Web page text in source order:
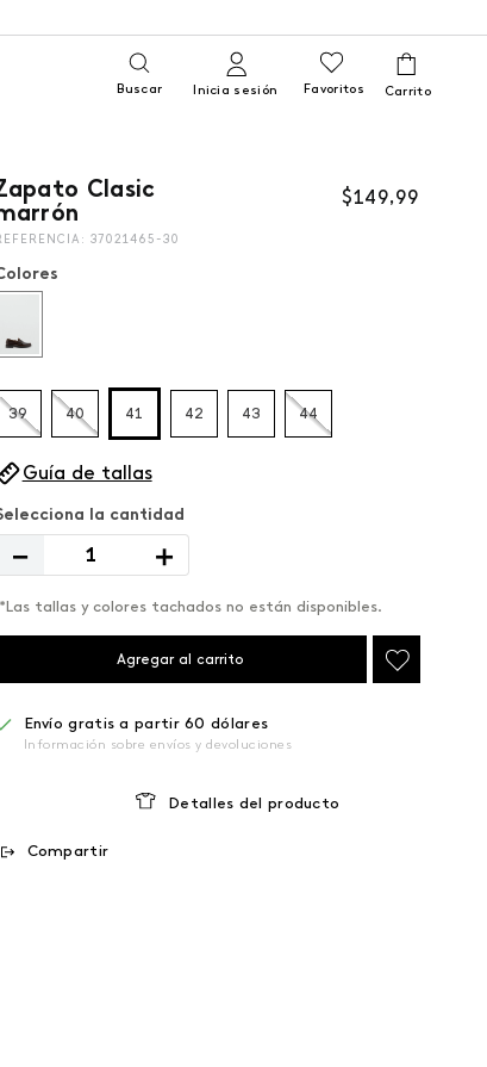
Buscar Inicia sesión Favoritos
Clasic
$149,99
: 37021465-30
39 40 41 42 43 44
Guía de tallas
＋
－
*Las tallas y colores tachados no están disponibles.
Agregar al carrito
Envío gratis a partir 60 dólares
Información sobre envíos y devoluciones
Detalles del producto
Compartir